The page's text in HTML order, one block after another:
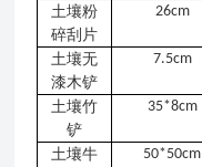
土壤粉
碎刮片
26cm
土壤无
漆木铲
7.5cm
土壤竹
铲
35*8cm
土壤牛
50*50cm